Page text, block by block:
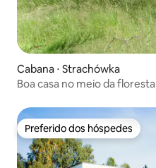
Cabana ⋅ Strachówka
Boa casa no meio da floresta
Preferido dos hóspedes
Preferido dos hóspedes